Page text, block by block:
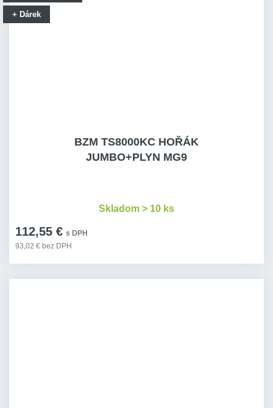
+ Dárek
BZM TS8000KC HOŘÁK
JUMBO+PLYN MG9
112,55 € s DPH
93,02 € bez DPH
Skladom > 10 ks